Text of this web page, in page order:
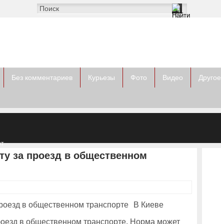
Без комментариев Курьезы Фото Видео Другое
за проезд в общественном
В Киеве
в общественном транспорте. Норма может